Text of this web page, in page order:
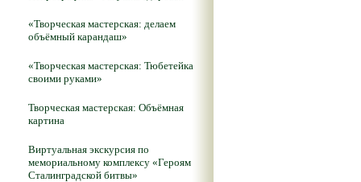
«Творческая мастерская: делаем
объёмный карандаш»
«Творческая мастерская: Тюбетейка
своими руками»
Творческая мастерская: Объёмная
картина
Виртуальная экскурсия по
мемориальному комплексу «Героям
Сталинградской битвы»